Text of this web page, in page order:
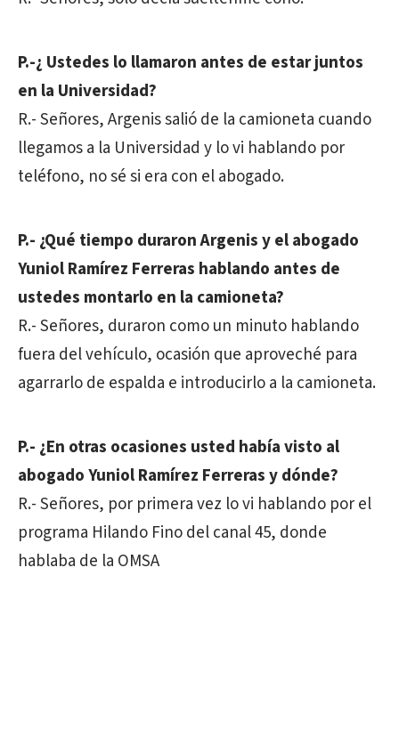
P.-¿ Ustedes lo llamaron antes de estar juntos
en la Universidad?
R.- Señores, Argenis salió de la camioneta cuando
llegamos a la Universidad y lo vi hablando por
teléfono, no sé si era con el abogado.
P.- ¿Qué tiempo duraron Argenis y el abogado
Yuniol Ramírez Ferreras hablando antes de
ustedes montarlo en la camioneta?
R.- Señores, duraron como un minuto hablando
fuera del vehículo, ocasión que aproveché para
agarrarlo de espalda e introducirlo a la camioneta.
P.- ¿En otras ocasiones usted había visto al
abogado Yuniol Ramírez Ferreras y dónde?
R.- Señores, por primera vez lo vi hablando por el
programa Hilando Fino del canal 45, donde
hablaba de la OMSA